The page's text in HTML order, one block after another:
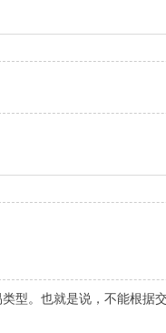
型。也就是说，不能根